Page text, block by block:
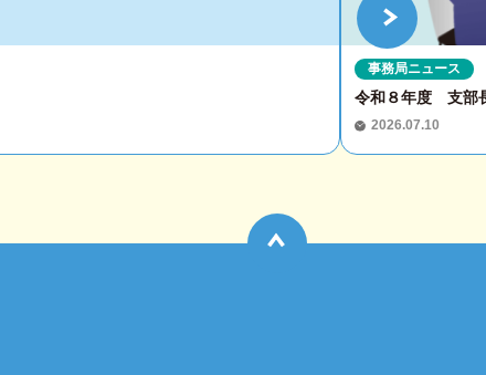
令和８年度 支部
2026.07.10
事務局ニュース